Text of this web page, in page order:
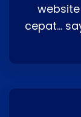
cepat…